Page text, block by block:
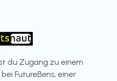
du Zugang zu einem
FutureBens, einer